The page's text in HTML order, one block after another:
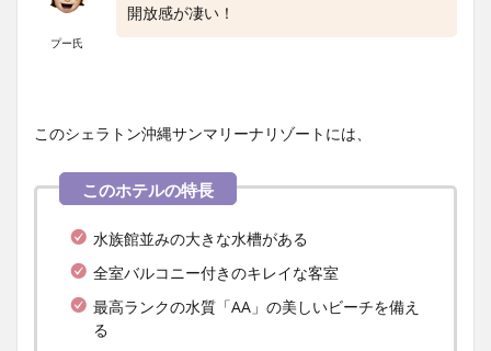
プー氏
開放感が凄い！
このシェラトン沖縄サンマリーナリゾートには、
水族館並みの大きな水槽がある
全室バルコニー付きのキレイな客室
最高ランクの水質「AA」の美しいビーチを備え
る